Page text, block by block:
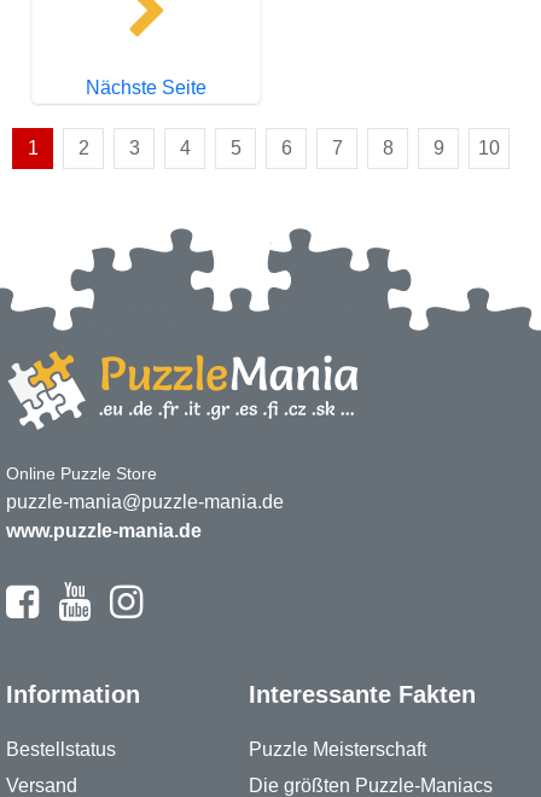
Nächste Seite
1 2 3 4 5 6 7 8 9 10
Online Puzzle Store
puzzle-mania@puzzle-mania.de
www.puzzle-mania.de
Information
Bestellstatus
Versand
Interessante Fakten
Puzzle Meisterschaft
Die größten Puzzle-Maniacs